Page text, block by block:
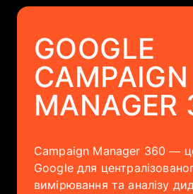
Послуги
Кейси
Інструменти
Блог
GOOGLE
CAMPAIGN
MANAGER
Campaign Manager 360 —
Google для
вимірювання та аналізу